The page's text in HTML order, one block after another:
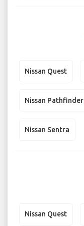
Nissan Quest
Nissan Pathfinder
Nissan Sentra
Nissan Quest